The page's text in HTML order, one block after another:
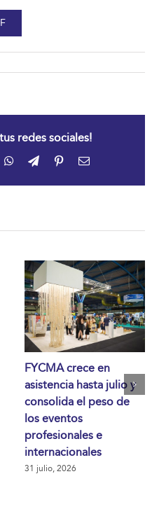
redes sociales!
WhatsApp
TelegramPinterestCorreo
FYCMA crece en
asistencia hasta julio y
consolida el peso de
los eventos
profesionales e
internacionales
31 julio, 2026